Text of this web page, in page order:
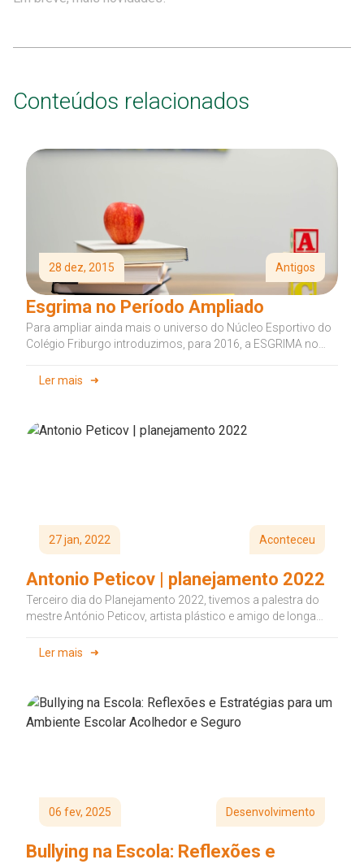
Conteúdos relacionados
28 dez, 2015 Antigos
Esgrima no Período Ampliado
Para ampliar ainda mais o universo do Núcleo Esportivo do
Colégio Friburgo introduzimos, para 2016, a ESGRIMA no
Ler mais
27 jan, 2022 Aconteceu
Antonio Peticov | planejamento 2022
Terceiro dia do Planejamento 2022, tivemos a palestra do
mestre António Peticov, artista plástico e amigo de longa
Ler mais
06 fev, 2025 Desenvolvimento
Bullying na Escola: Reflexões e